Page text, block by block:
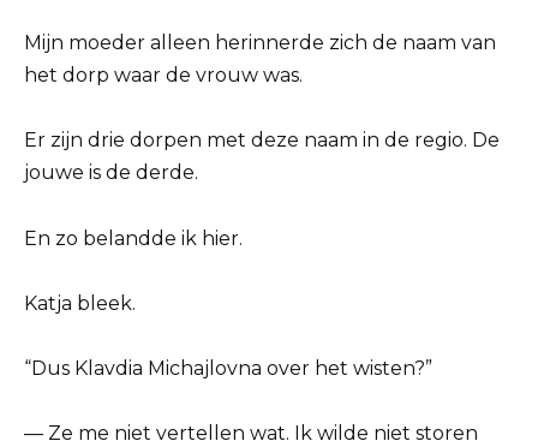
Mijn moeder alleen herinnerde zich de naam van
het dorp waar de vrouw was.
Er zijn drie dorpen met deze naam in de regio. De
jouwe is de derde.
En zo belandde ik hier.
Katja bleek.
“Dus Klavdia Michajlovna over het wisten?”
— Ze me niet vertellen wat. Ik wilde niet storen